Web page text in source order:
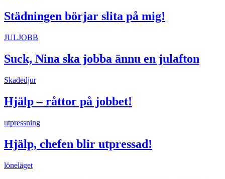
Städningen börjar slita på mig!
JULJOBB
Suck, Nina ska jobba ännu en julafton
Skadedjur
Hjälp – råttor på jobbet!
utpressning
Hjälp, chefen blir utpressad!
löneläget